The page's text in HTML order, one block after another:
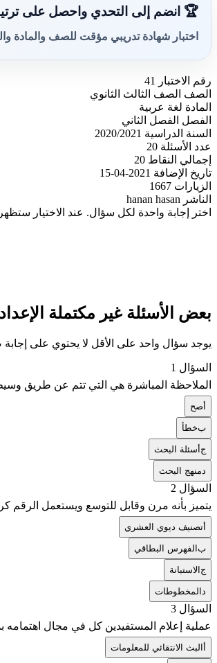
🏆 انضم إلى التحدي واحصل على
اختبار شهادة تدريبي مؤقت للصف والمادة
رقم الاختبار
41
الصف الصف الثالث الثانوي
المادة لغة عربية
الفصل الفصل الثاني
السنة الدراسية 2020/2021
عدد الأسئلة 20
إجمالي النقاط 20
تاريخ الإضافة 2021-04-15
الزيارات 1667
الناشر hanan hasan
اختر إجابة واحدة لكل سؤال. عند الاختيار
بعض الأسئلة غير مكتملة الإعداد
يوجد سؤال واحد على الأقل لا يحتوي على
السؤال 1
الملاحظة المباشرة هي التي تتم عن طريق
أصح
بخطأ
ج أسئلة البحث
د منهج البحث
السؤال 2
يتميز بأنه مرن وقابل للتوسع ويستعمل الرقم
أتصنيف ديوي العشري
بالفهرس البطاقي
جالاستبانة
د المخطوطات
السؤال 3
عملية إعلام المستفيدين كل في مجال اهتمامه
أالبث الانتقائي للمعلومات